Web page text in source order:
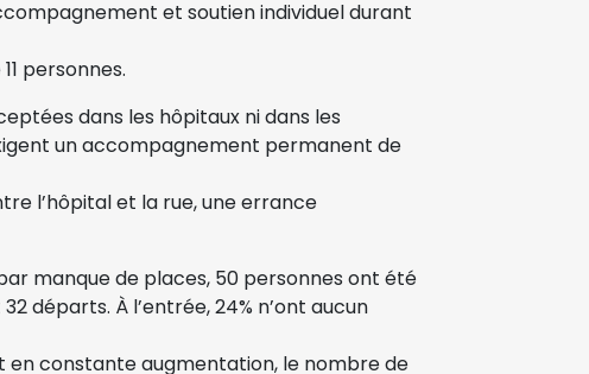
et soutien individuel durant
personnes.
dans les hôpitaux ni dans les
un accompagnement permanent de
l’hôpital et la rue, une errance
manque de places, 50 personnes ont été
départs. À l’entrée, 24% n’ont aucun
en constante augmentation, le nombre de